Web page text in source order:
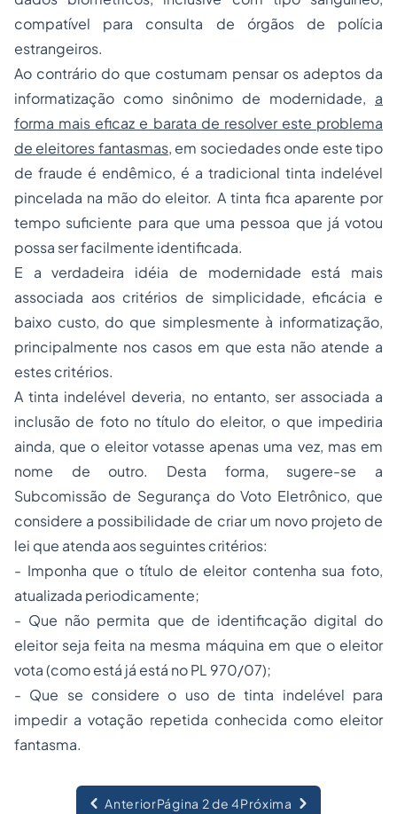
compatível para consulta de órgãos de polícia
estrangeiros.
Ao contrário do que costumam pensar os adeptos da
informatização como sinônimo de modernidade, a
forma mais eficaz e barata de resolver este problema
de eleitores fantasmas, em sociedadesonde este tipo
de fraude é endêmico, é a tradicional tinta indelével
pincelada na mão do eleitor. A tinta fica aparente por
tempo suficiente para que uma pessoa que já votou
possa ser facilmente identificada.
E a verdadeira idéia de modernidade está mais
associada aos critérios de simplicidade, eficácia e
baixo custo, do que simplesmente à informatização,
principalmente nos casos em que esta não atende a
estes critérios.
A tinta indelével deveria, no entanto, ser associada a
inclusão de foto no título do eleitor, o que impediria
ainda, que o eleitor votasse apenas uma vez, mas em
nome de outro. Desta forma, sugere-se a
Subcomissão de Segurança do Voto Eletrônico, que
considere a possibilidade de criar um novo projeto de
lei que atenda aos seguintes critérios:
- Imponha que o título de eleitor contenha sua foto,
atualizada periodicamente;
- Que não permita que de identificação digital do
eleitor seja feita na mesma máquina em que o eleitor
vota (como está já está no PL 970/07);
- Que se considere o uso de tinta indelével para
impedir a votação repetida conhecida como eleitor
fantasma.
AnteriorPágina 2 de 4Próxima